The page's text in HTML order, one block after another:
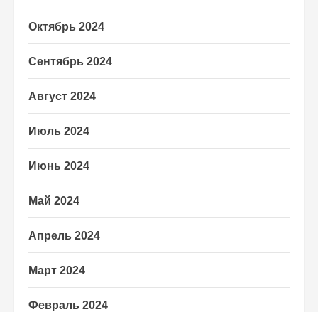
Октябрь 2024
Сентябрь 2024
Август 2024
Июль 2024
Июнь 2024
Май 2024
Апрель 2024
Март 2024
Февраль 2024